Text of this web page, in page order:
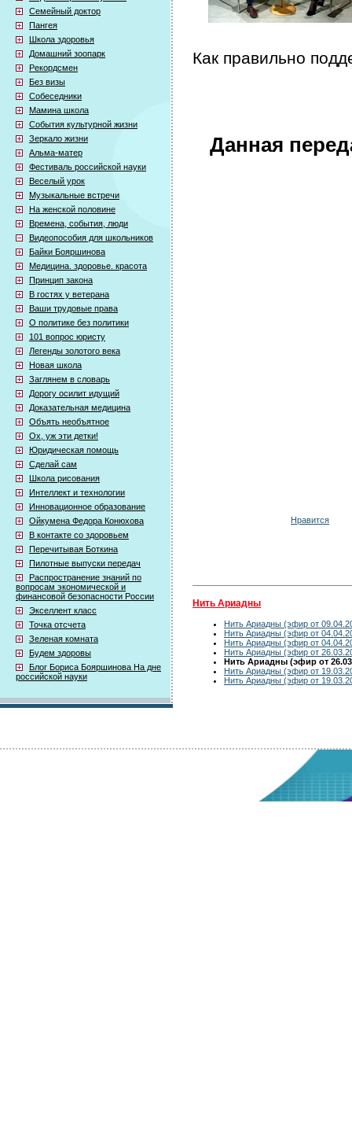
Семейный доктор
Пангея
Школа здоровья
Домашний зоопарк
Рекордсмен
Без визы
Собеседники
Мамина школа
События культурной жизни
Зеркало жизни
Альма-матер
Фестиваль российской науки
Веселый урок
Музыкальные встречи
На женской половине
Времена, события, люди
Видеопособия для школьников
Байки Бояршинова
Медицина. здоровье. красота
Принцип закона
В гостях у ветерана
Ваши трудовые права
О политике без политики
101 вопрос юристу
Легенды золотого века
Новая школа
Заглянем в словарь
Дорогу осилит идущий
Доказательная медицина
Объять необъятное
Ох, уж эти детки!
Юридическая помощь
Сделай сам
Школа рисования
Интеллект и технологии
Инновационное образование
Ойкумена Федора Конюхова
В контакте со здоровьем
Перечитывая Боткина
Пилотные выпуски передач
Распространение знаний по
вопросам экономической и
финансовой безопасности России
Экселлент класс
Точка отсчета
Зеленая комната
Будем здоровы
Блог Бориса Бояршинова На дне
российской науки
Как правильно
Данная
Нравится
Нить Ариадны
Нить Ариадны (эфир от
Нить Ариадны (эфир от
Нить Ариадны (эфир от
Нить Ариадны (эфир от
Нить Ариадны (эфир от
Нить Ариадны (эфир от
Нить Ариадны (эфир от